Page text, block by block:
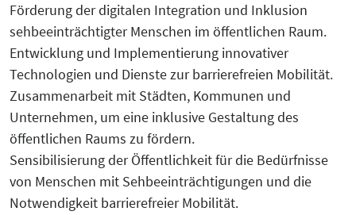
Förderung der digitalen Integration und Inklusion
sehbeeinträchtigter Menschen im öffentlichen Raum.
Entwicklung und Implementierung innovativer
Technologien und Dienste zur barrierefreien Mobilität.
Zusammenarbeit mit Städten, Kommunen und
Unternehmen, um eine inklusive Gestaltung des
öffentlichen Raums zu fördern.
Sensibilisierung der Öffentlichkeit für die Bedürfnisse
von Menschen mit Sehbeeinträchtigungen und die
Notwendigkeit barrierefreier Mobilität.